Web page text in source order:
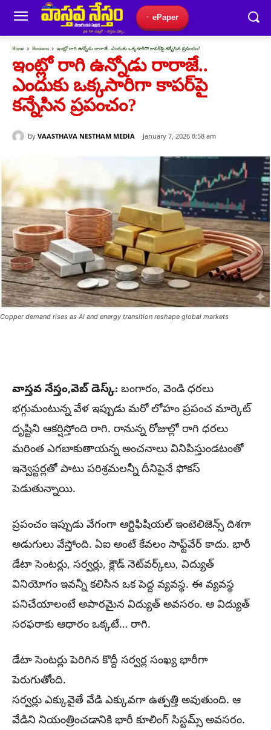
ePaper
Home Business ఇంట్లో రాగి ఉన్నోడు రారాజే.. ఎందుకు ఒక్కసారిగా కాపర్‌పై కన్నేసిన ప్రపంచం?
ఇంట్లో రాగి ఉన్నోడు రారాజే..
ఎందుకు ఒక్కసారిగా కాపర్‌పై
కన్నేసిన ప్రపంచం?
By VAASTHAVA NESTHAM MEDIA January 7, 2026 8:58 am
Copper demand rises as AI and energy transition reshape global markets
వాస్తవ నేస్తం,వెబ్ డెస్క్: బంగారం, వెండి ధరలు
భగ్గుమంటున్న వేళ ఇప్పుడు మరో లోహం ప్రపంచ మార్కెట్
దృష్టిని ఆకర్షిస్తోంది రాగి. రానున్న రోజుల్లో రాగి ధరలు
మరింత ఎగబాకుతాయన్న అంచనాలు వినిపిస్తుండటంతో
ఇన్వెస్టర్లతో పాటు పరిశ్రమలన్నీ దీనిపైనే ఫోకస్
పెడుతున్నాయి.
ప్రపంచం ఇప్పుడు వేగంగా ఆర్టిఫిషియల్ ఇంటెలిజెన్స్ దిశగా
అడుగులు వేస్తోంది. ఏఐ అంటే కేవలం సాఫ్ట్‌వేర్ కాదు. భారీ
డేటా సెంటర్లు, సర్వర్లు, క్లౌడ్ నెట్‌వర్క్‌లు, విద్యుత్
వినియోగం ఇవన్నీ కలిసిన ఒక పెద్ద వ్యవస్థ. ఈ వ్యవస్థ
పనిచేయాలంటే అపారమైన విద్యుత్ అవసరం. ఆ విద్యుత్
సరఫరాకు ఆధారం ఒక్కటే… రాగి.
డేటా సెంటర్లు పెరిగిన కొద్దీ సర్వర్ల సంఖ్య భారీగా
పెరుగుతోంది.
సర్వర్లు ఎక్కువైతే వేడి ఎక్కువగా ఉత్పత్తి అవుతుంది. ఆ
వేడిని నియంత్రించడానికి భారీ కూలింగ్ సిస్టమ్స్ అవసరం.